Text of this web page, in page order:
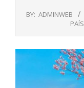
BY: ADMINWEB
PAÍS